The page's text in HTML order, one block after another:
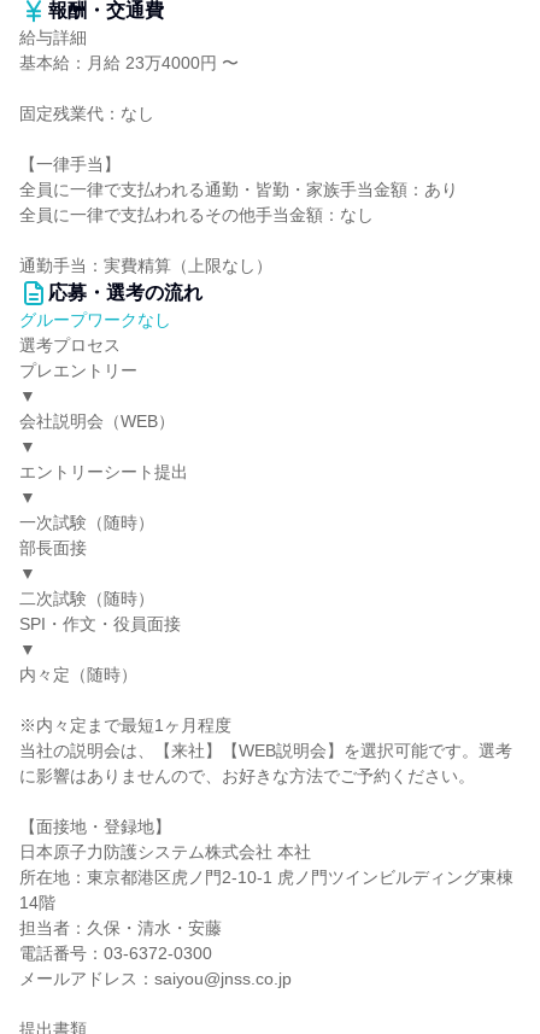
報酬・交通費
給与詳細
基本給：月給 23万4000円 〜
固定残業代：なし
【一律手当】
全員に一律で支払われる通勤・皆勤・家族手当金額：あり
全員に一律で支払われるその他手当金額：なし
通勤手当：実費精算（上限なし）
応募・選考の流れ
グループワークなし
選考プロセス
プレエントリー
▼
会社説明会（WEB）
▼
エントリーシート提出
▼
一次試験（随時）
部長面接
▼
二次試験（随時）
SPI・作文・役員面接
▼
内々定（随時）
※内々定まで最短1ヶ月程度
当社の説明会は、【来社】【WEB説明会】を選択可能です。選考
に影響はありませんので、お好きな方法でご予約ください。
【面接地・登録地】
日本原子力防護システム株式会社 本社
所在地：東京都港区虎ノ門2-10-1 虎ノ門ツインビルディング東棟
14階
担当者：久保・清水・安藤
電話番号：03-6372-0300
メールアドレス：saiyou@jnss.co.jp
提出書類